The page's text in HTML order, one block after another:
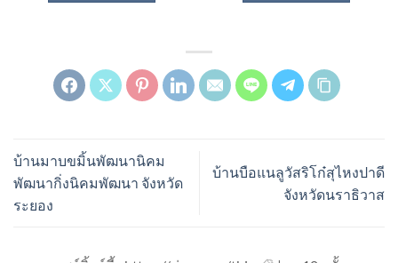
บ้านมาบขมิ้นพัฒนานิคม
พัฒนากิ่งนิคมพัฒนา จังหวัด
ระยอง
บ้านบือแนลูวัสริโก๋สุไหงปาดี
จังหวัดนราธิวาส